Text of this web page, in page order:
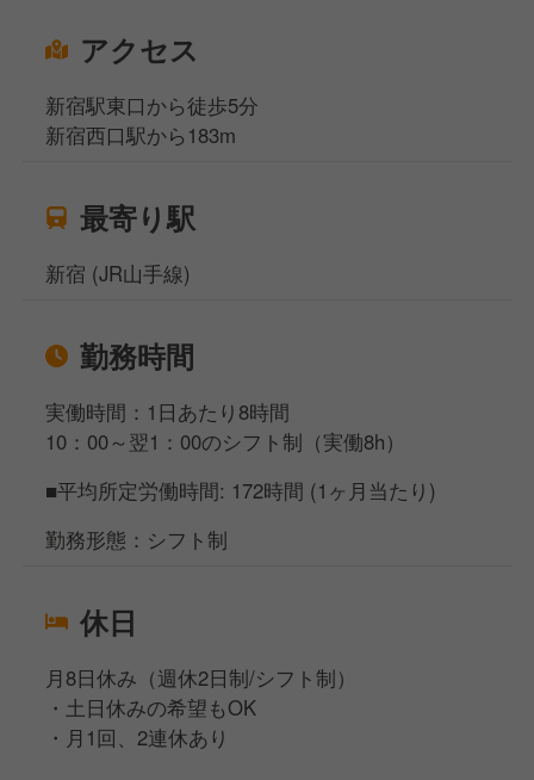
アクセス
新宿駅東口から徒歩5分
新宿西口駅から183m
最寄り駅
新宿 (JR山手線)
勤務時間
実働時間：1日あたり8時間
10：00～翌1：00のシフト制（実働8h）
■平均所定労働時間: 172時間 (1ヶ月当たり)
勤務形態：シフト制
休日
月8日休み（週休2日制/シフト制）
・土日休みの希望もOK
・月1回、2連休あり